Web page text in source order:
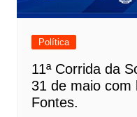
Política
11ª Corrida da
31 de maio com
Fontes.